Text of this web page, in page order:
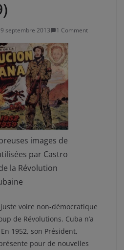
9 septembre 2013 1 Comment
images de
par Castro
la Révolution
voire non-démocratique
de Révolutions. Cuba n’a
1952, son Président,
pour de nouvelles